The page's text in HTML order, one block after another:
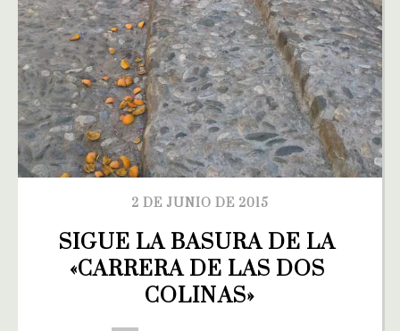
2 DE JUNIO DE 2015
SIGUE LA BASURA DE LA
«CARRERA DE LAS DOS
COLINAS»